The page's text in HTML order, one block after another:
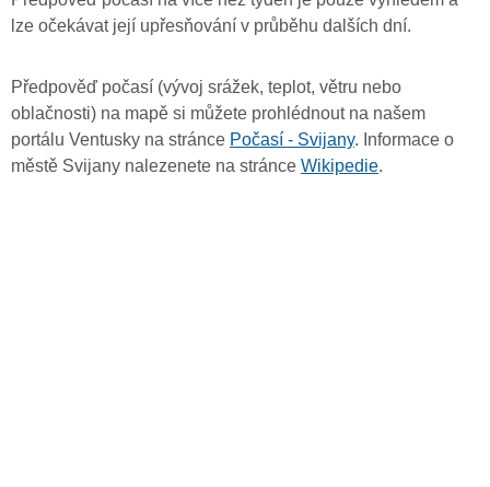
lze očekávat její upřesňování v průběhu dalších dní.
Předpověď počasí (vývoj srážek, teplot, větru nebo
oblačnosti) na mapě si můžete prohlédnout na našem
portálu Ventusky na stránce Počasí - Svijany. Informace o
městě Svijany nalezenete na stránce Wikipedie.